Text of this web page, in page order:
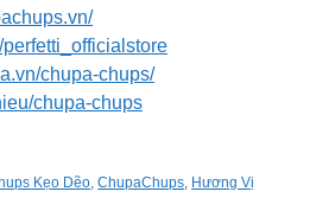
chupa-chups/
chupa-chups
Kẹo Dẽo,ChupaChups, Hương Vị